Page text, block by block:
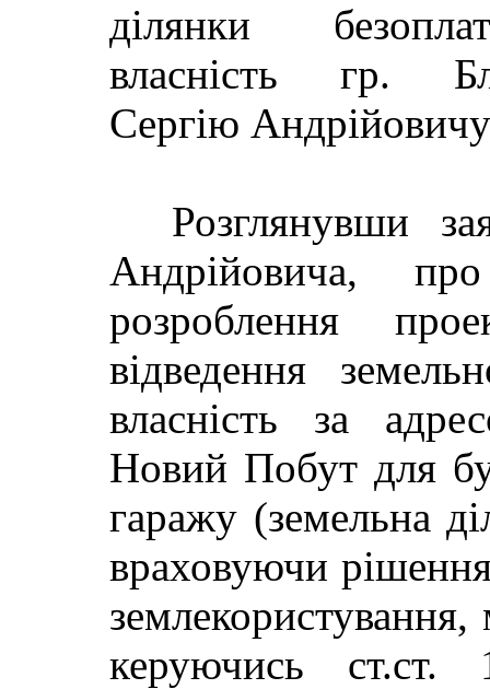
ділянки
власність гр.
Сергію Андрійовичу
Розглянувши
Андрійовича,
розроблення
відведення
власність за
Новий Побут для
гаражу (земельна
враховуючи рішення
землекористування,
керуючись ст.ст.